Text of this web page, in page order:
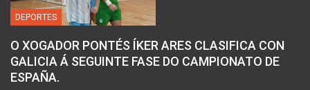
DEPORTES
O XOGADOR PONTÉS ÍKER ARES CLASIFICA CON
GALICIA Á SEGUINTE FASE DO CAMPIONATO DE
ESPAÑA.